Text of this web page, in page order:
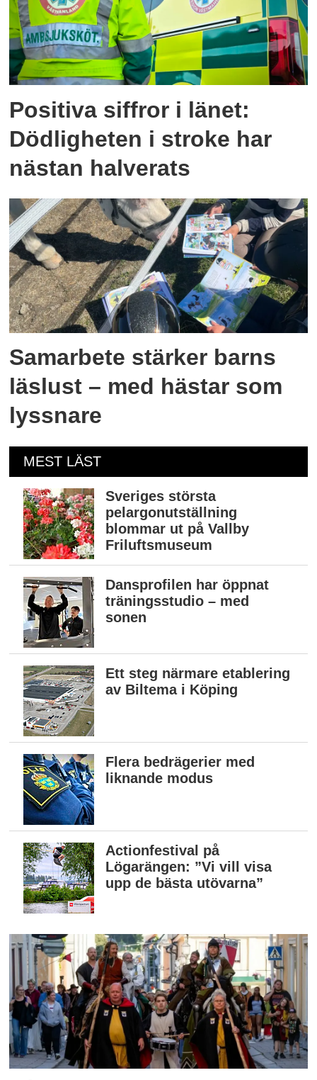
Positiva siffror i länet:
Dödligheten i stroke har
nästan halverats
Samarbete stärker barns
läslust – med hästar som
lyssnare
MEST LÄST
Sveriges största
pelargonutställning
blommar ut på Vallby
Friluftsmuseum
Dansprofilen har öppnat
träningsstudio – med
sonen
Ett steg närmare etablering
av Biltema i Köping
Flera bedrägerier med
liknande modus
Actionfestival på
Lögarängen: ”Vi vill visa
upp de bästa utövarna”